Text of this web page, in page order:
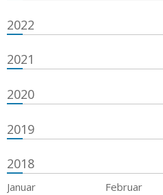
2022
2021
2020
2019
2018
Januar Februar